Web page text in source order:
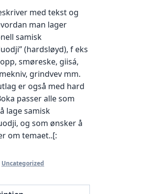
med tekst og
man lager
samisk
(hardsløyd), f eks
smøreske, giisá,
grindvev mm.
er også med hard
passer alle som
lage samisk
og som ønsker å
om temaet..[:
Uncategorized